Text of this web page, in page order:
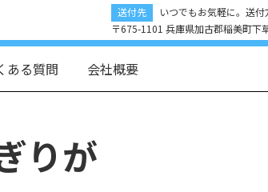
送付先
いつでもお気軽に。送付
〒675-1101 兵庫県加古郡稲美町下
ある質問 会社概要
りが